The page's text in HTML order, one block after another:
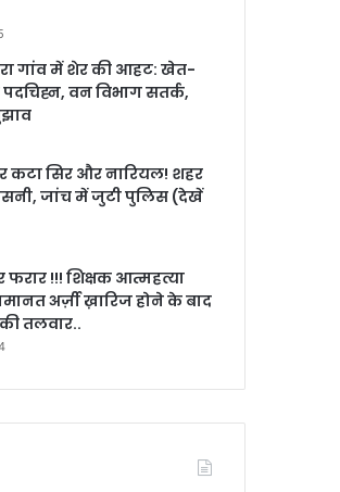
गांव में शेर की आहट: खेत-
वन विभाग सतर्क,
कटा सिर और नारियल! शहर
जांच में जुटी पुलिस (देखें
फरार !!! शिक्षक आत्महत्या
अर्ज़ी ख़ारिज होने के बाद
तलवार..